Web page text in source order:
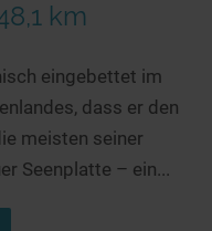
km
eingebettet im
dass er den
meisten seiner
Seenplatte – ein...